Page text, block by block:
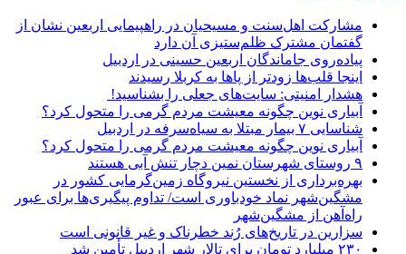
مشارکت اهل‌سنت و مسیحیان در راهپیمایی اربعین نشان از
گفتمان مشترک ظلم‌ستیزی آن دارد
پیاده‌روی جاماندگان اربعین حسینی در اردبیل
اینجا قلب‌ها زودتر از پاها به کربلا رسیدند
هشدار امنیتی: سایت‌های جعلی را بشناسید!
آبیاری نوین چگونه معیشت مردم گرمی را متحول کرد؟
شناسایی ۷ بیمار مبتلا به سیاه‌سرفه در اردبیل
آبیاری نوین چگونه معیشت مردم گرمی را متحول کرد؟
۹ روستای شهرستان نمین دچار تنش آبی هستند
بهره‌برداری از نخستین نیروگاه زمین‌گرمایی کشور در
مشگین‌شهر نماد خودباوری است/ تداوم پیگیری‌ها برای عبور
راه‌آهن از مشگین‌شهر
سزارین در تاریخ‌های رُند خطرناک و غیر قانونی است
۲۳۰ میلیارد تومان برای تالار شهر اردبیل تأمین شد